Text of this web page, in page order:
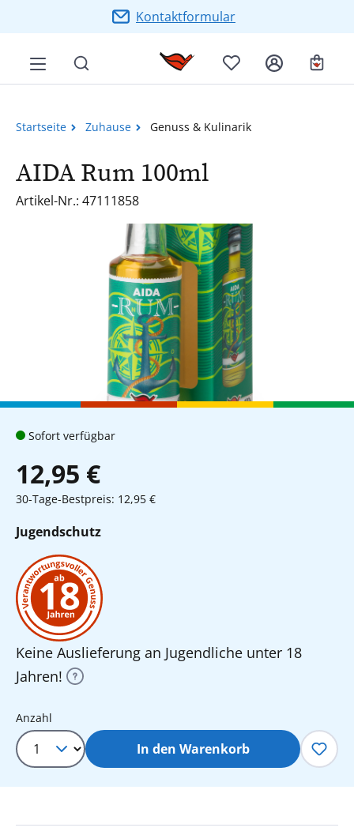
Zum Hauptinhalt springenKontaktformular
Startseite Zuhause Genuss & Kulinarik
AIDA Rum 100ml
Artikel-Nr.: 47111858
Bildergalerie überspringen
Sofort verfügbar
12,95 €
30-Tage-Bestpreis: 12,95 €
Jugendschutz
Keine Auslieferung an Jugendliche unter 18
Jahren!
Produkt Anzahl: Gib den
Anzahl
In den Warenkorb